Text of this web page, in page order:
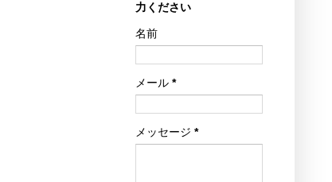
力ください
名前
メール *
メッセージ *